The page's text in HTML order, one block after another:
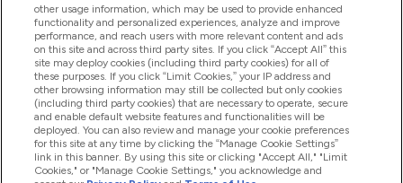
会社概要
特典＆ポイント
2026 The Hut.com Ltd
other usage information, which may be used to provide enhanced
functionality and personalized experiences, analyze and improve
performance, and reach users with more relevant content and ads
on this site and across third party sites. If you click “Accept All” this
site may deploy cookies (including third party cookies) for all of
these purposes. If you click “Limit Cookies,” your IP address and
other browsing information may still be collected but only cookies
(including third party cookies) that are necessary to operate, secure
and enable default website features and functionalities will be
deployed. You can also review and manage your cookie preferences
for this site at any time by clicking the “Manage Cookie Settings”
link in this banner. By using this site or clicking "Accept All," "Limit
Cookies," or "Manage Cookie Settings," you acknowledge and